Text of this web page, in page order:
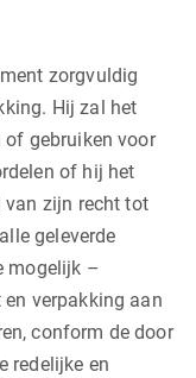
zorgvuldig
Hij zal het
gebruiken voor
of hij het
van zijn recht tot
geleverde
mogelijk –
verpakking aan
conform de door
redelijke en